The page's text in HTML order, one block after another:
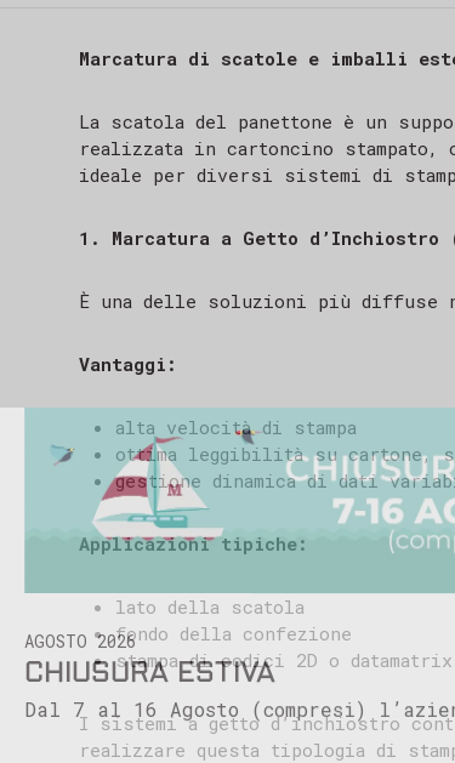
AGOSTO 2026
CHIUSURA ESTIVA
Marcatura di scatole e imballi
La scatola del panettone è un
realizzata in cartoncino stampato,
ideale per diversi sistemi di
1. Marcatura a Getto d’Inchiostro
È una delle soluzioni più diffuse
Vantaggi:
alta velocità di stampa
ottima leggibilità su cartone,
gestione dinamica di dati
Applicazioni tipiche:
lato della scatola
fondo della confezione
stampa di codici 2D o
I sistemi a getto d’inchiostro
realizzare questa tipologia di
GRAZIE PER AVERCI
Gentile cliente,
abbiamo ricevuto il tuo
più presto, solitamente entro
Ti ringraziamo per il tuo
Cordiali saluti
Il team di Marking Products